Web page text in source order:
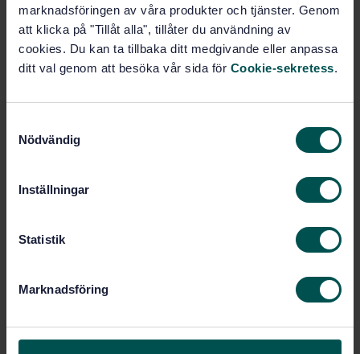
marknadsföringen av våra produkter och tjänster. Genom
att klicka på "Tillåt alla", tillåter du användning av
cookies. Du kan ta tillbaka ditt medgivande eller anpassa
ditt val genom att besöka vår sida för Cookie-sekretess.
Nödvändig
Inställningar
Statistik
Marknadsföring
PDF
Lägg i varukorgen
Fler alternativ
Språk: Engelska
Internationell titel:
Graphic technology -
Process control for the production of
and production prints - Part 7: Proofing
processes working directly from digital
Artikelnummer:STD-65011